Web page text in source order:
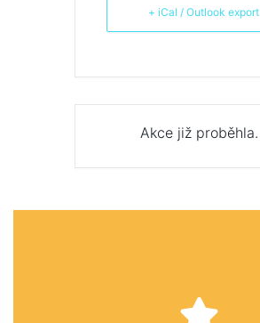
+ iCal / Outlook export
Akce již proběhla.